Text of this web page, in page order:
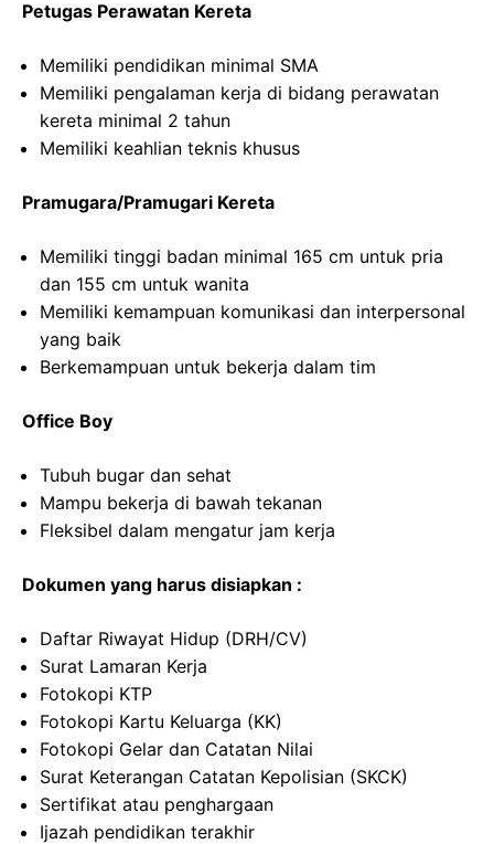
Petugas Perawatan Kereta
Memiliki pendidikan minimal SMA
Memiliki pengalaman kerja di bidang perawatan
kereta minimal 2 tahun
Memiliki keahlian teknis khusus
Pramugara/Pramugari Kereta
Memiliki tinggi badan minimal 165 cm untuk pria
dan 155 cm untuk wanita
Memiliki kemampuan komunikasi dan interpersonal
yang baik
Berkemampuan untuk bekerja dalam tim
Office Boy
Tubuh bugar dan sehat
Mampu bekerja di bawah tekanan
Fleksibel dalam mengatur jam kerja
Dokumen yang harus disiapkan :
Daftar Riwayat Hidup (DRH/CV)
Surat Lamaran Kerja
Fotokopi KTP
Fotokopi Kartu Keluarga (KK)
Fotokopi Gelar dan Catatan Nilai
Surat Keterangan Catatan Kepolisian (SKCK)
Sertifikat atau penghargaan
Ijazah pendidikan terakhir